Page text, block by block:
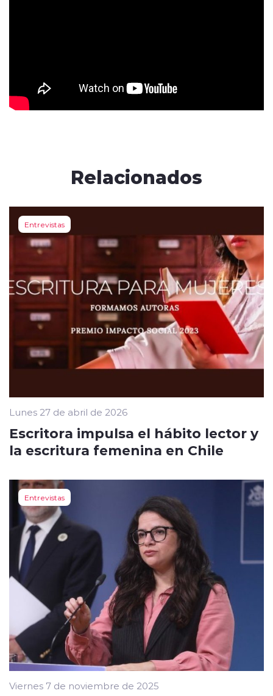
Relacionados
Entrevistas
Lunes 27 de abril de 2026
Escritora impulsa el hábito lector y
la escritura femenina en Chile
Entrevistas
Viernes 7 de noviembre de 2025